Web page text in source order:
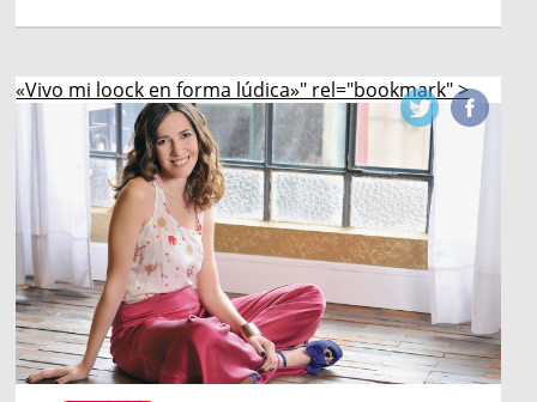
«Vivo mi loock en forma lúdica»" rel="bookmark" >